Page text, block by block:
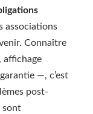
associations
Connaître
affichage
—, c’est
post-
sont